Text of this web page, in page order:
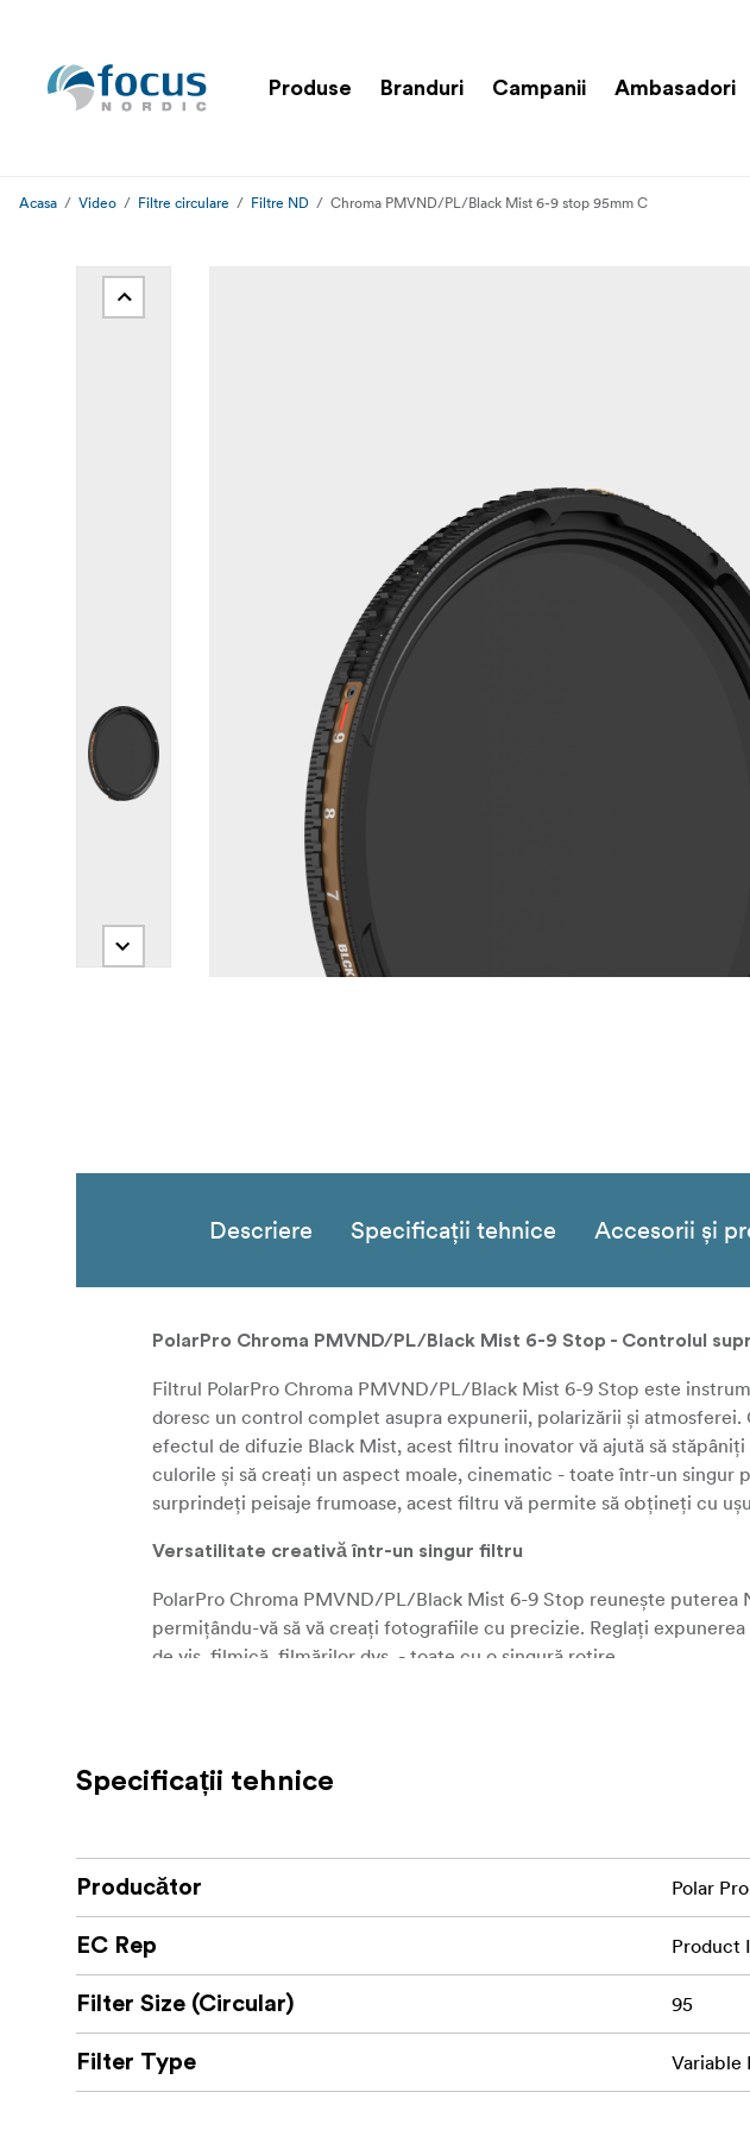
Produse Branduri Campanii Ambasadori
Acasa Video Filtre circulare Filtre ND Chroma PMVND/PL/Black Mist 6-9 stop 95mm C
Descriere Specificații tehnice Accesorii și
PolarPro Chroma PMVND/PL/Black Mist 6-9 Stop - Controlul
Filtrul PolarPro Chroma PMVND/PL/Black Mist 6-9 Stop este
doresc un control complet asupra expunerii, polarizării și
efectul de difuzie Black Mist, acest filtru inovator vă ajută să
culorile și să creați un aspect moale, cinematic - toate într-un singur
surprindeți peisaje frumoase, acest filtru vă permite să obțineți cu
Versatilitate creativă într-un singur filtru
PolarPro Chroma PMVND/PL/Black Mist 6-9 Stop reunește puterea
permițându-vă să vă creați fotografiile cu precizie. Reglați
de vis, filmică, filmărilor dvs. - toate cu o singură rotire.
Zeiss Milvus 15mm f/2.0 sau Sigma 150-600 f/5.6-6.3 care au un filet
6-9 Stop Variable ND:
Reglați fără probleme între 6 și 9
Reduce reflexiile nedorite de pe
Black Mist Diffusion:Înmoaie evidențele, reduce contrastul și
o atmosferă naturală, cinematografică, păstrând în același timp
Specificații tehnice
Producător Polar
EC Rep Product
Filter Size (Circular) 95
Filter Type Variable